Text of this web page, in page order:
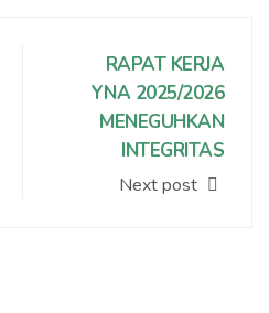
RAPAT KERJA
YNA 2025/2026
MENEGUHKAN
INTEGRITAS
Next post